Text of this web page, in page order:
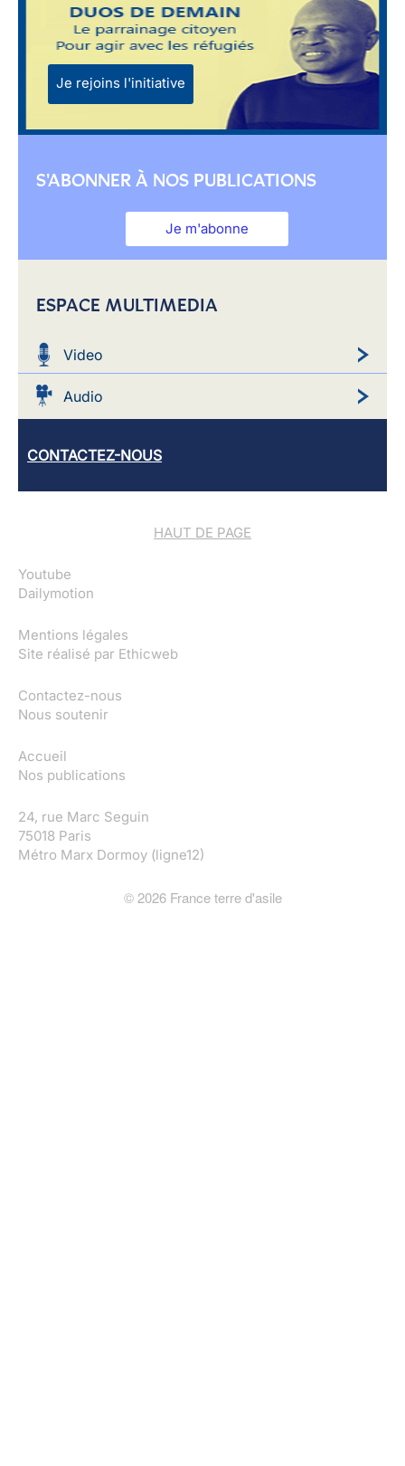
Je rejoins l'initiative
S'ABONNER À NOS PUBLICATIONS
Je m'abonne
ESPACE MULTIMEDIA
Video
Audio
CONTACTEZ-NOUS
HAUT DE PAGE
Youtube
Dailymotion
Mentions légales
Site réalisé par Ethicweb
Contactez-nous
Nous soutenir
Accueil
Nos publications
24, rue Marc Seguin
75018 Paris
Métro Marx Dormoy (ligne12)
© 2026France terre d'asile